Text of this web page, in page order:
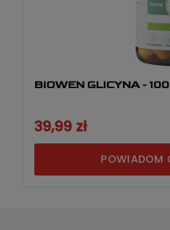
BIOWEN GLICYNA -
39,99 zł
POWIADOM